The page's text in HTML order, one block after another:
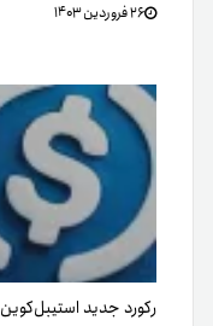
۲۶ فروردین ۱۴۰۳
رکورد جدید استیبل‌کوین USDC: یک تریلیون دلار تراکنش در ماه